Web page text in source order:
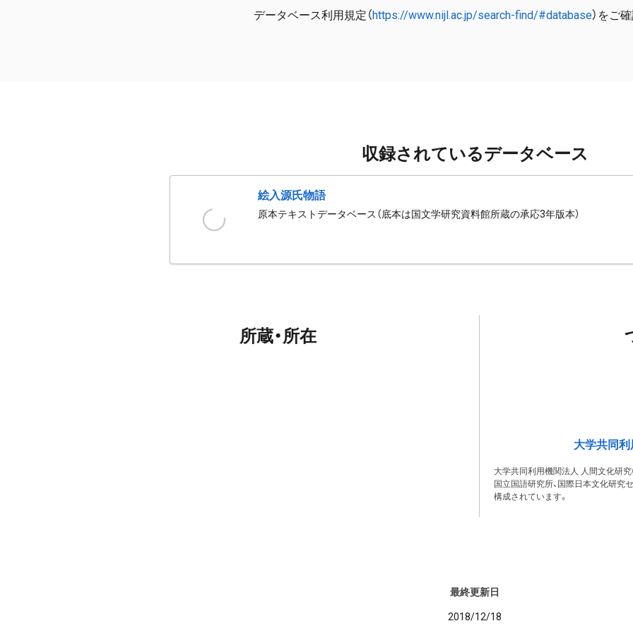
データベース利用規定（https://www.nijl.ac.jp/search-find/#database）をご
収録されているデータベース
絵入源氏物語
原本テキストデータベース（底本は国文学研究資料館所蔵の承応3年版本）
所蔵・所在
大学共同
大学共同利用機関法人 人間文化研究
国立国語研究所、国際日本文化研究
構成されています。
最終更新日
2018/12/18